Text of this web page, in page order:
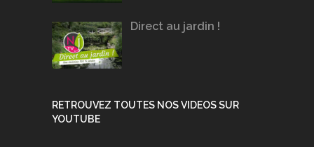
Direct au jardin !
RETROUVEZ TOUTES NOS VIDEOS SUR
YOUTUBE